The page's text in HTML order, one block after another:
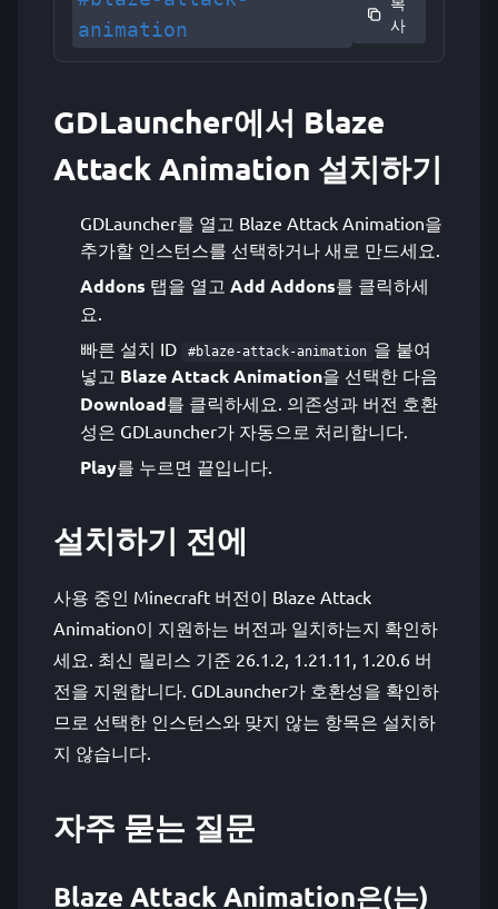
animation
사
GDLauncher에서 Blaze
Attack Animation 설치하기
GDLauncher를 열고 Blaze Attack Animation을
추가할 인스턴스를 선택하거나 새로 만드세요.
Addons 탭을 열고 Add Addons를 클릭하세
요.
빠른 설치 ID
#blaze-attack-animation 을 붙여
넣고 Blaze Attack Animation을 선택한 다음
Download를 클릭하세요. 의존성과 버전 호환
성은 GDLauncher가 자동으로 처리합니다.
Play를 누르면 끝입니다.
설치하기 전에
사용 중인 Minecraft 버전이 Blaze Attack
Animation이 지원하는 버전과 일치하는지 확인하
세요. 최신 릴리스 기준 26.1.2, 1.21.11, 1.20.6 버
전을 지원합니다. GDLauncher가 호환성을 확인하
므로 선택한 인스턴스와 맞지 않는 항목은 설치하
지 않습니다.
자주 묻는 질문
Blaze Attack Animation은(는)